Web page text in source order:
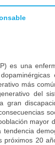
es una
más
del
gran
mayor
tendencia
20